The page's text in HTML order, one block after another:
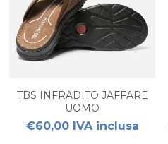
TBS INFRADITO JAFFARE
UOMO
€60,00 IVA inclusa